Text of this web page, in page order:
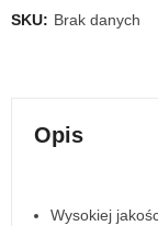
SKU: Brak danych
Opis
Wysokiej